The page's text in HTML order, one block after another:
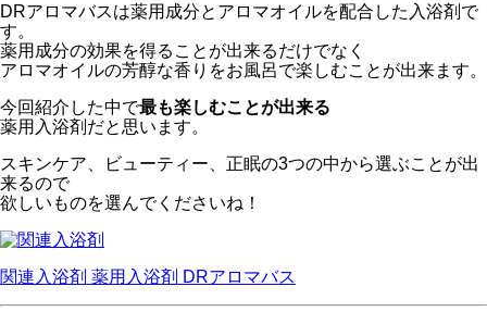
DRアロマバスは薬用成分とアロマオイルを配合した入浴剤で
す。
薬用成分の効果を得ることが出来るだけでなく
アロマオイルの芳醇な香りをお風呂で楽しむことが出来ます。
今回紹介した中で最も楽しむことが出来る
薬用入浴剤だと思います。
スキンケア、ビューティー、正眠の3つの中から選ぶことが出
来るので
欲しいものを選んでくださいね！
関連入浴剤 薬用入浴剤 DRアロマバス